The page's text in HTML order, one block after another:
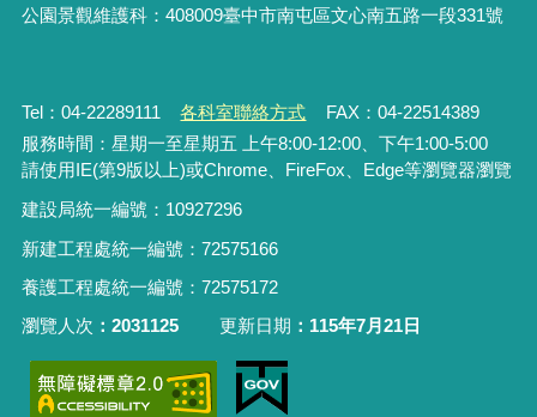
公園景觀維護科：408009臺中市南屯區文心南五路一段331號
Tel：04-22289111 各科室聯絡方式
FAX：04-22514389
服務時間：星期一至星期五 上午8:00-12:00、下午1:00-5:00
請使用IE(第9版以上)或Chrome、FireFox、Edge等瀏覽器瀏覽
建設局統一編號：10927296
新建工程處統一編號 ： 72575166
養護工程處統一編號 ： 72575172
瀏覽人次
2031125 更新日期 115年7月21日